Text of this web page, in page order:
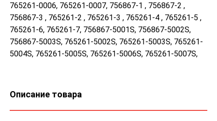
765261-0006, 765261-0007, 756867-1 , 756867-2 ,
756867-3 , 765261-2 , 765261-3 , 765261-4 , 765261-5 ,
765261-6, 765261-7, 756867-5001S, 756867-5002S,
756867-5003S, 765261-5002S, 765261-5003S, 765261-
5004S, 765261-5005S, 765261-5006S, 765261-5007S,
Описание товара